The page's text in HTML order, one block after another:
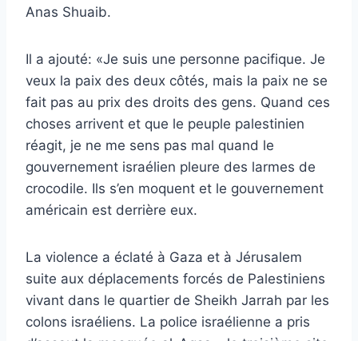
Anas Shuaib.
Il a ajouté: «Je suis une personne pacifique. Je
veux la paix des deux côtés, mais la paix ne se
fait pas au prix des droits des gens. Quand ces
choses arrivent et que le peuple palestinien
réagit, je ne me sens pas mal quand le
gouvernement israélien pleure des larmes de
crocodile. Ils s’en moquent et le gouvernement
américain est derrière eux.
La violence a éclaté à Gaza et à Jérusalem
suite aux déplacements forcés de Palestiniens
vivant dans le quartier de Sheikh Jarrah par les
colons israéliens. La police israélienne a pris